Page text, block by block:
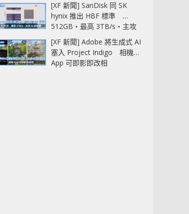
[XF 新聞] SanDisk 同 SK
hynix 推出 HBF 標準
512GB‧最高 3TB/s‧主攻
AI 記憶體
[XF 新聞] Adobe 將生成式 AI
塞入 Project Indigo 相機
App 可即影即改相